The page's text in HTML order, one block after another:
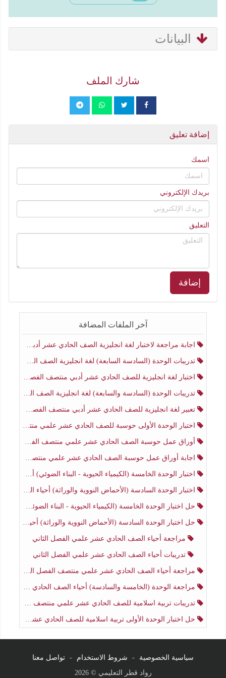
البيانات
شارك الملف
إضافة تعليق
اسمك
بريدك الإلكتروني
التعليق
إضافة
آخر الملفات المضافة
اجابة مراجعة لاختبار لغة انجليزية الصف الحادي عشر أدبي منتصف الفصل الثاني
تدريبات الوحدة (السادسة السابعة) لغة انجليزية الصف الحادي عشر أدبي منتصف الفصل الثاني
اختبار لغة انجليزية للصف الحادي عشر أدبي منتصف الفصل الثاني
تدريبات الوحدة (السادسة والسابعة) لغة انجليزية الصف الحادي عشر أدبي الفصل الثاني
تعبير لغة انجليزية للصف الحادي عشر أدبي منتصف الفصل الثاني
اختبار الوحدة الأولى حوسبة للصف الحادي عشر علمي منتصف الفصل الثاني
أوراق عمل حوسبة الصف الحادي عشر علمي منتصف الفصل الثاني
اجابة أوراق عمل حوسبة الصف الحادي عشر علمي منتصف الفصل الثاني
اختبار الوحدة الخامسة (الكيمياء الحيوية - البناء الضوئي) أحياء الصف الحادي عشر علمي الفصل الثاني
اختبار الوحدة السادسة (الأحماض النووية والوراثة) أحياء الصف الحادي عشر علمي منتصف الفصل الثاني
حل اختبار الوحدة الخامسة (الكيمياء الحيوية - البناء الضوئي) أحياء الصف الحادي عشر علمي الفصل الثاني
حل اختبار الوحدة السادسة (الأحماض النووية والوراثة) أحياء الصف الحادي عشر علمي منتصف الفصل الثاني
مراجعة أحياء الصف الحادي عشر علمي الفصل الثاني
تدريبات أحياء الصف الحادي عشر علمي الفصل الثاني
مراجعة أحياء الصف الحادي عشر علمي منتصف الفصل الثاني
مراجعة الوحدة (الخامسة والسادسة) أحياء الصف الحادي عشر علمي منتصف الفصل الثاني
تدريبات تربية اسلامية للصف الحادي عشر علمي منتصف الفصل الثاني
حل اختبار الوحدة الأولى تربية اسلامية للصف الحادي عشر علمي منتصف الفصل الثاني
سياسية الخصوصية - شروط الاستخدام - تواصل معنا
رواد قطر التعليمي © 2026